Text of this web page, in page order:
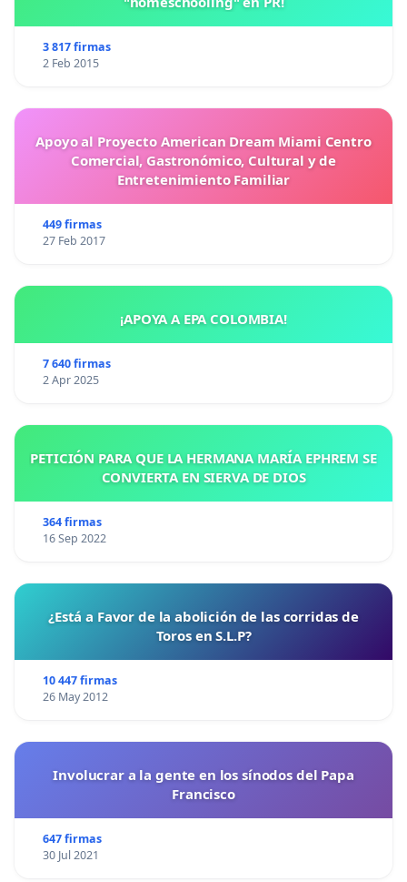
3 817 firmas
2 Feb 2015
Apoyo al Proyecto American Dream Miami Centro
Comercial, Gastronómico, Cultural y de
Entretenimiento Familiar
449 firmas
27 Feb 2017
¡APOYA A EPA COLOMBIA!
7 640 firmas
2 Apr 2025
PETICIÓN PARA QUE LA HERMANA MARÍA EPHREM SE
CONVIERTA EN SIERVA DE DIOS
364 firmas
16 Sep 2022
¿Está a Favor de la abolición de las corridas de
Toros en S.L.P?
10 447 firmas
26 May 2012
Involucrar a la gente en los sínodos del Papa
Francisco
647 firmas
30 Jul 2021